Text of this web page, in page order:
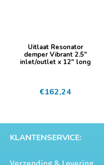
Uitlaat Resonator
demper Vibrant 2.5″
inlet/outlet x 12″ long
€162,24
KLANTENSERVICE: